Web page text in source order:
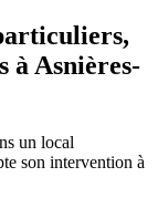
à Asnières-
un local
son intervention à